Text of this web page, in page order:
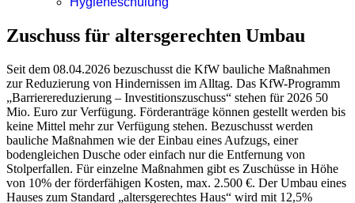
Zuschuss für altersgerechten Umbau
Seit dem 08.04.2026 bezuschusst die KfW bauliche Maßnahmen
zur Reduzierung von Hindernissen im Alltag. Das KfW-Programm
„Barrierereduzierung – Investitionszuschuss“ stehen für 2026 50
Mio. Euro zur Verfügung. Förderanträge können gestellt werden bis
keine Mittel mehr zur Verfügung stehen. Bezuschusst werden
bauliche Maßnahmen wie der Einbau eines Aufzugs, einer
bodengleichen Dusche oder einfach nur die Entfernung von
Stolperfallen. Für einzelne Maßnahmen gibt es Zuschüsse in Höhe
von 10% der förderfähigen Kosten, max. 2.500 €. Der Umbau eines
Hauses zum Standard „altersgerechtes Haus“ wird mit 12,5%